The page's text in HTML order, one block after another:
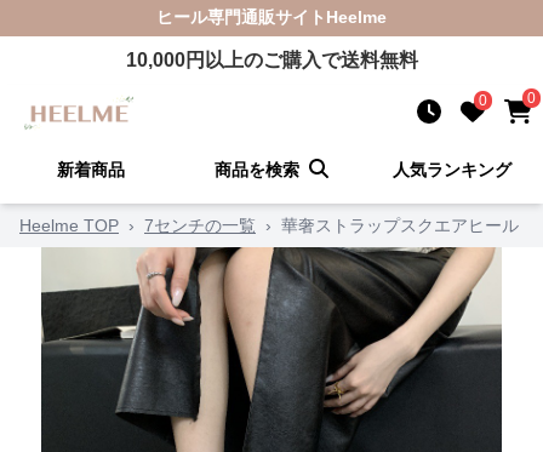
ヒール専門通販サイト Heelme
10,000円以上のご購入で送料無料
0 0
新着商品 商品を検索 人気ランキング
Heelme TOP › 7センチの一覧 › 華奢ストラップスクエアヒール